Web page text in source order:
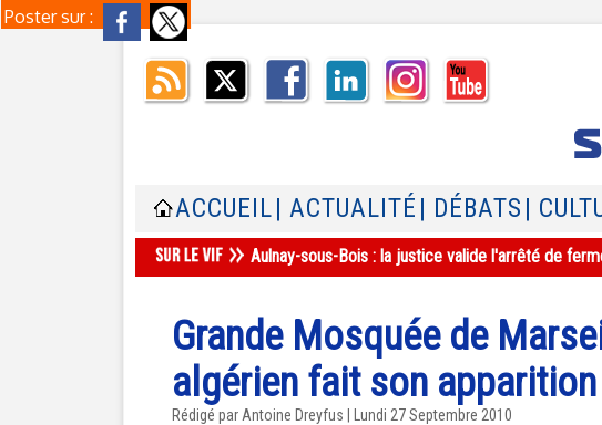
Poster sur :
ACCUEIL | ACTUALITÉ | DÉBATS |
Aulnay-sous-Bois : la justice valide l'arrêté de
Grande Mosquée de
algérien fait son apparition
Rédigé par Antoine Dreyfus | Lundi 27 Septembre 2010